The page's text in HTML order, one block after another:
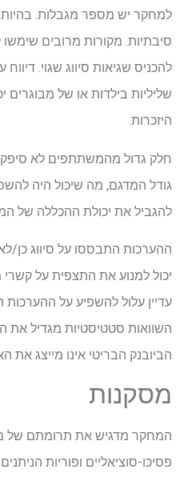
למחקר יש מספר מגבלות.
סיבתיות. מקורות מרובים
להכניס שגיאות סיווג שגוי.
שליליות בילדות או של מבוגרים
היזכרות.
חלק גדול מהמשתתפים לא
גודל המדגם, מה שיכול היה
להגביל את יכולת ההכללה של
ההערכות התבססו על סיווג
יכול למנוע את התצפית על קשרי
עדיין עלול להשפיע על
השוואות סטטיסטיות מגדיל
הביובנק הבריטי אינו מייצג את
מסקנות
המחקר מדגיש את תרומתם של
פסיכו-סוציאליים ופוריות